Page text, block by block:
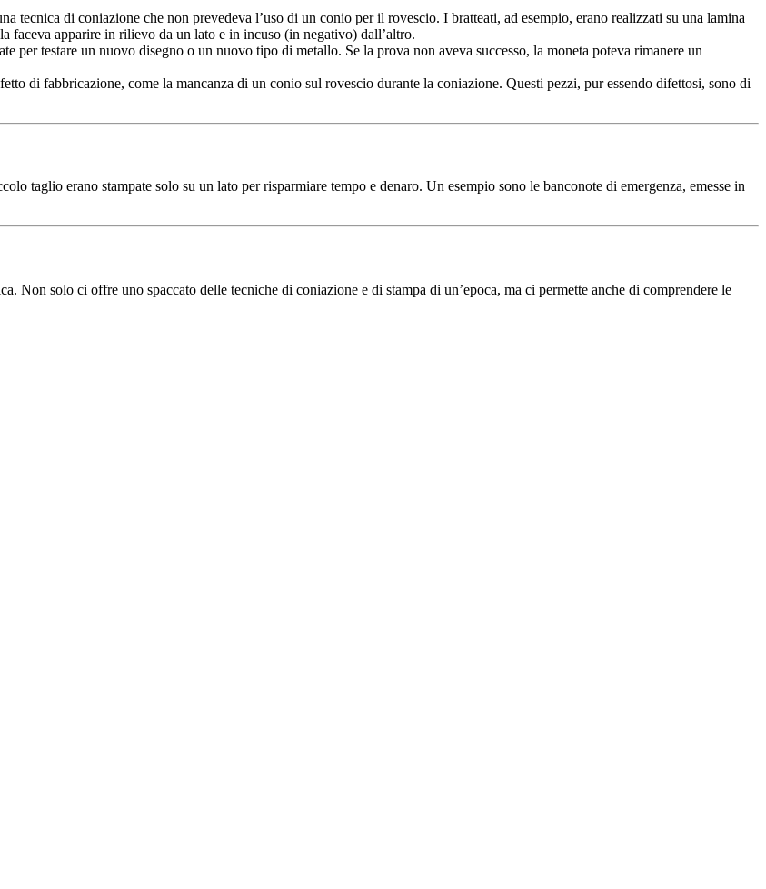
tecnica di coniazione che non prevedeva l’uso di un conio per il rovescio. I bratteati, ad esempio, erano realizzati su una lamina
faceva apparire in rilievo da un lato e in incuso (in negativo) dall’altro.
per testare un nuovo disegno o un nuovo tipo di metallo. Se la prova non aveva successo, la moneta poteva rimanere un
di fabbricazione, come la mancanza di un conio sul rovescio durante la coniazione. Questi pezzi, pur essendo difettosi, sono di
taglio erano stampate solo su un lato per risparmiare tempo e denaro. Un esempio sono le banconote di emergenza, emesse in
Non solo ci offre uno spaccato delle tecniche di coniazione e di stampa di un’epoca, ma ci permette anche di comprendere le